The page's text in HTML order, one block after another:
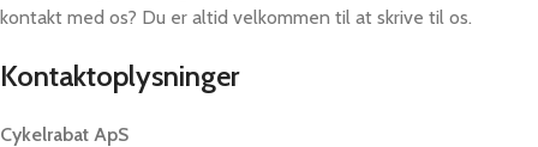
kontakt med os? Du er altid velkommen til at skrive til os.
Kontaktoplysninger
Cykelrabat ApS